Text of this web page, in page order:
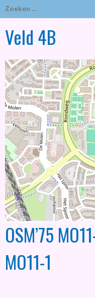
Veld 4B
OSM’75
MO11-1